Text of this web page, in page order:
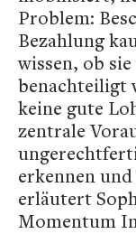
Problem:
Bezahlung
wissen, ob
benachteiligt
keine gute
zentrale
erkennen
erläutert
Momentum